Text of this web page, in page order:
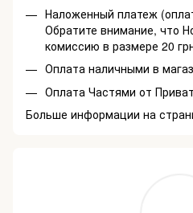
Наложенный платеж
Обратите внимание, что
комиссию в размере 20
Оплата наличными в
Оплата Частями от
Больше информации на